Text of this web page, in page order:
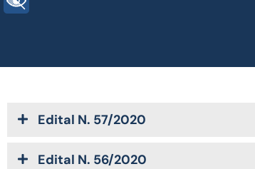
Edital N. 57/2020
Edital N. 56/2020